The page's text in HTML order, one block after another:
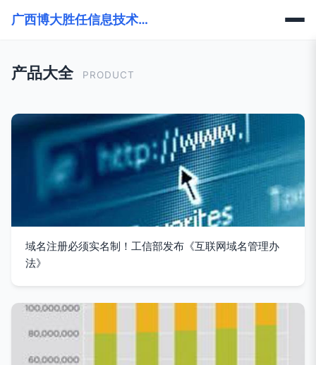
广西博大胜任信息技术有限公司
产品大全 PRODUCT
域名注册必须实名制！工信部发布《互联网域名管理办
法》